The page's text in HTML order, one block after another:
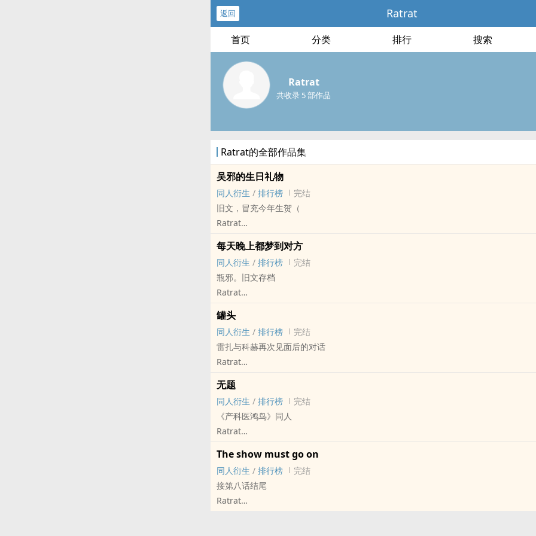
返回 Ratrat
首页 分类 排行 搜索
Ratrat
共收录 5 部作品
Ratrat的全部作品集
吴邪的生日礼物
同人衍生 / 排行榜
完结
旧文，冒充今年生贺（
Ratrat
盗笔[盗墓笔记] - 邪瓶[吴邪/张起灵] 同人衍生 - 小说同人
BL - 短篇 - 完结
每天晚上都梦到对方
同人衍生 / 排行榜
完结
瓶邪。旧文存档
Ratrat
罐头
同人衍生 / 排行榜
完结
雷扎与科赫再次见面后的对话
Ratrat
完结 - 原作向
无题
同人衍生 / 排行榜
完结
《产科医鸿鸟》同人
Ratrat
ABO
The show must go on
同人衍生 / 排行榜
完结
接第八话结尾
Ratrat